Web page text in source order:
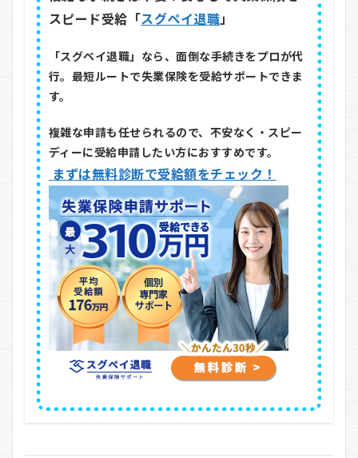
スピード受給「スグペイ退職」
「スグペイ退職」なら、面倒な手続きをプロが代
行。最短ルートで失業保険を受給サポートできま
す。
複雑な申請も任せられるので、不安なく・スピー
ディーに受給申請したい方におすすめです。
まずは無料診断で受給額をチェック！